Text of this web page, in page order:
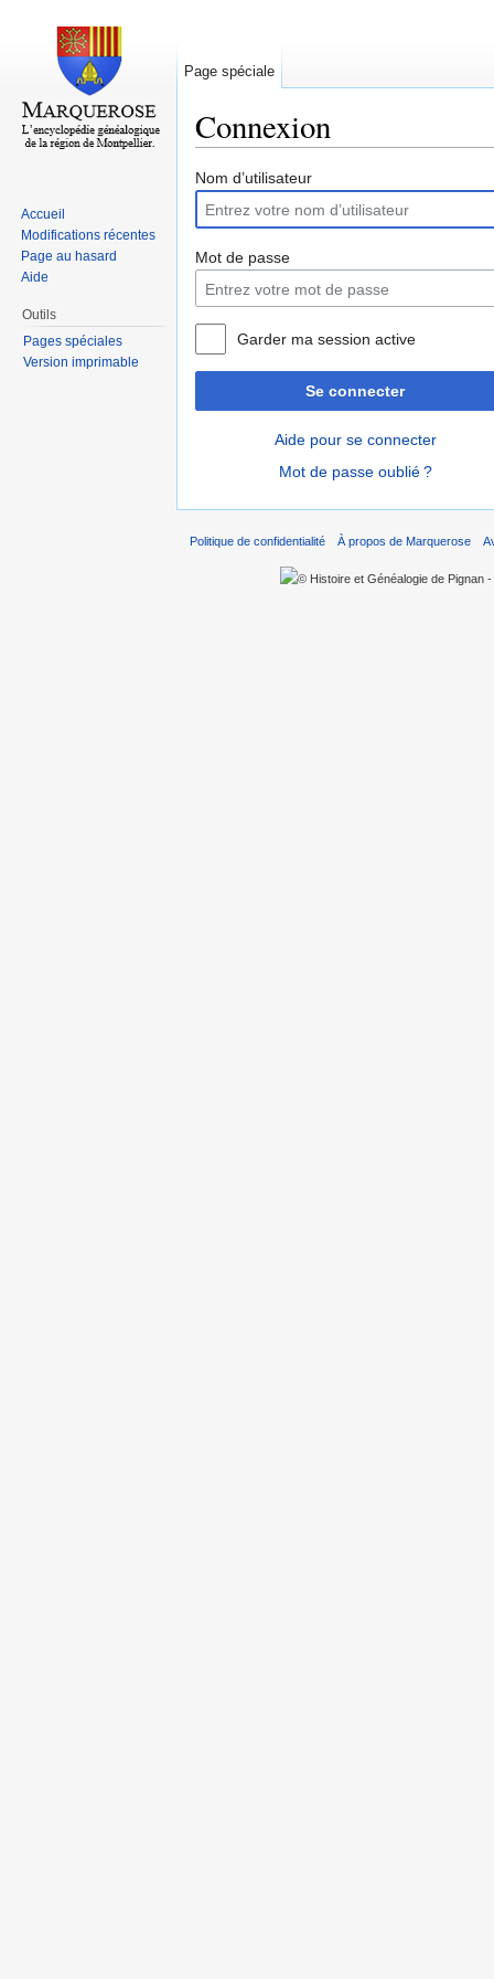
Connexion
Nom d’utilisateur
Mot de passe
Garder ma session active
Se connecter
Aide pour se connecter
Mot de passe oublié ?
Page spéciale
Accueil
Modifications récentes
Page au hasard
Aide
Outils
Pages spéciales
Version imprimable
Politique de confidentialité À propos de Marquerose